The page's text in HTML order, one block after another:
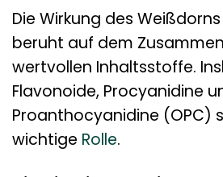
Die Wirkung des
beruht auf dem
wertvollen Inhaltsstoffe.
Flavonoide, Procyanidine
Proanthocyanidine (OPC)
wichtige Rolle.